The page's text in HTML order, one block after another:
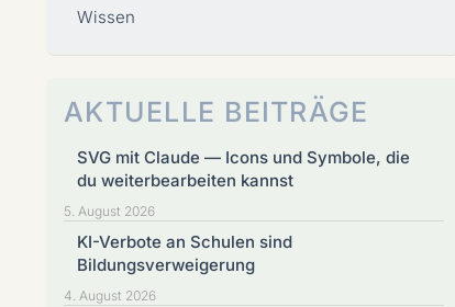
Wissen
AKTUELLE BEITRÄGE
SVG mit Claude — Icons und Symbole, die
du weiterbearbeiten kannst
5. August 2026
KI-Verbote an Schulen sind
Bildungsverweigerung
4. August 2026